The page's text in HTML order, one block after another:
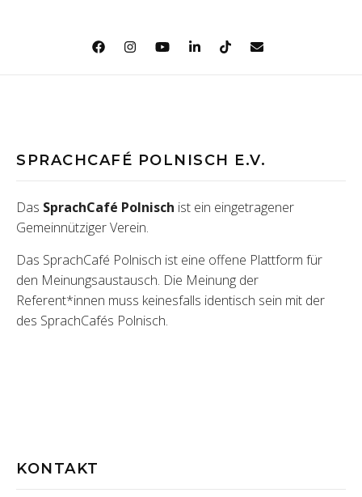
SPRACHCAFÉ POLNISCH E.V.
Das SprachCafé Polnisch ist ein eingetragener
Gemeinnütziger Verein.
Das SprachCafé Polnisch ist eine offene Plattform für
den Meinungsaustausch. Die Meinung der
Referent*innen muss keinesfalls identisch sein mit der
des SprachCafés Polnisch.
KONTAKT